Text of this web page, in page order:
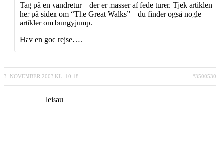
Tag på en vandretur – der er masser af fede turer. Tjek artiklen
her på siden om “The Great Walks” – du finder også nogle
artikler om bungyjump.
Hav en god rejse….
3. NOVEMBER 2003 KL. 10:18 #3500530
leisau